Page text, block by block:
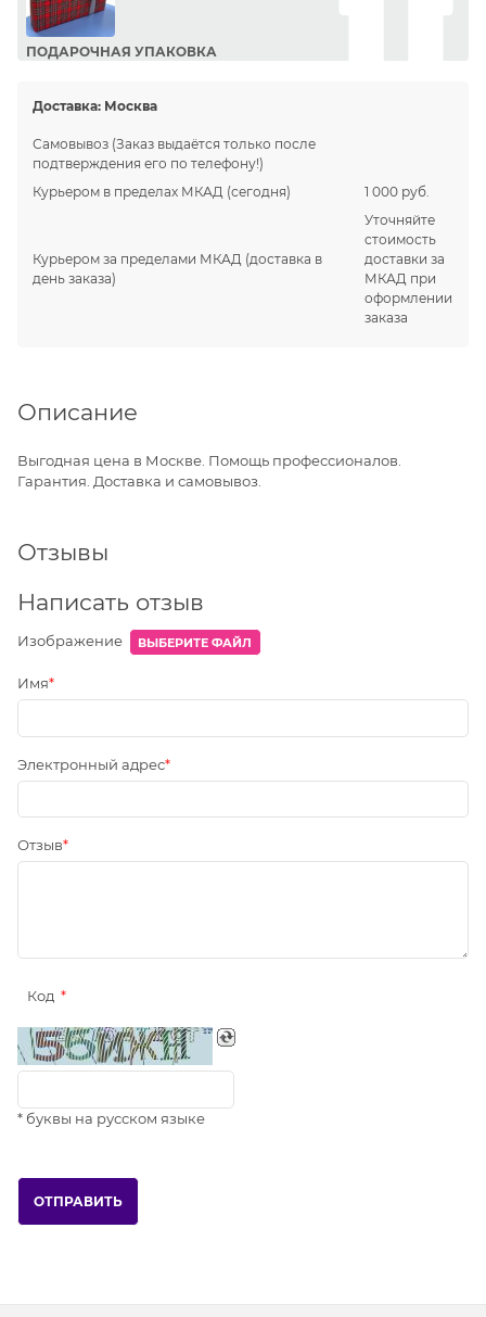
ПОДАРОЧНАЯ УПАКОВКА
Доставка: Москва
Самовывоз (Заказ выдаётся только после
подтверждения его по телефону!)
Курьером в пределах МКАД (сегодня) 1 000 руб.
Курьером за пределами МКАД (доставка в
день заказа)
Уточняйте
стоимость
доставки за
МКАД при
оформлении
заказа
Описание
Выгодная цена в Москве. Помощь профессионалов.
Гарантия. Доставка и самовывоз.
Отзывы
Написать отзыв
Изображение ВЫБЕРИТЕ ФАЙЛ
Имя
Электронный адрес
Отзыв
Код
* буквы на русском языке